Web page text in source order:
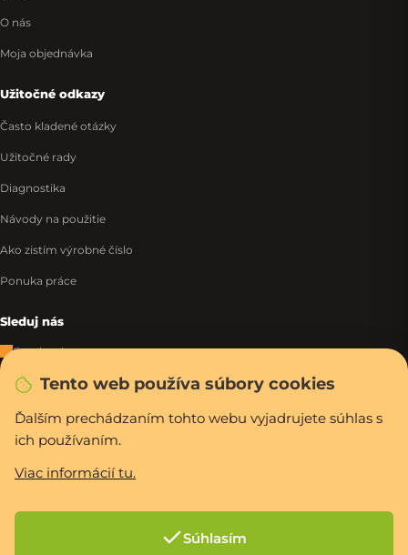
Tento web používa súbory cookies
Ďalším prechádzaním tohto webu vyjadrujete súhlas s
ich používaním.
Viac informácií tu.
Súhlasím
O nás
Moja objednávka
Užitočné odkazy
Často kladené otázky
Užitočné rady
Diagnostika
Návody na použitie
Ako zistím výrobné číslo
Ponuka práce
Sleduj nás
Facebook
Instagram
Tiktok
WhatsApp